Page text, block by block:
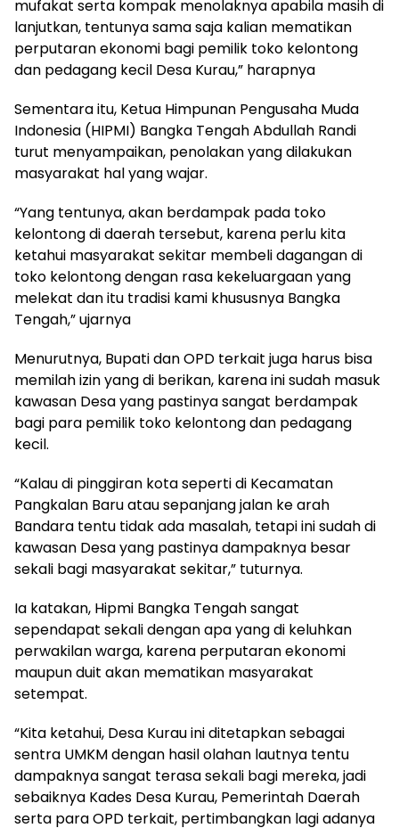
mufakat serta kompak menolaknya apabila masih di
lanjutkan, tentunya sama saja kalian mematikan
perputaran ekonomi bagi pemilik toko kelontong
dan pedagang kecil Desa Kurau,” harapnya
Sementara itu, Ketua Himpunan Pengusaha Muda
Indonesia (HIPMI) Bangka Tengah Abdullah Randi
turut menyampaikan, penolakan yang dilakukan
masyarakat hal yang wajar.
“Yang tentunya, akan berdampak pada toko
kelontong di daerah tersebut, karena perlu kita
ketahui masyarakat sekitar membeli dagangan di
toko kelontong dengan rasa kekeluargaan yang
melekat dan itu tradisi kami khususnya Bangka
Tengah,” ujarnya
Menurutnya, Bupati dan OPD terkait juga harus bisa
memilah izin yang di berikan, karena ini sudah masuk
kawasan Desa yang pastinya sangat berdampak
bagi para pemilik toko kelontong dan pedagang
kecil.
“Kalau di pinggiran kota seperti di Kecamatan
Pangkalan Baru atau sepanjang jalan ke arah
Bandara tentu tidak ada masalah, tetapi ini sudah di
kawasan Desa yang pastinya dampaknya besar
sekali bagi masyarakat sekitar,” tuturnya.
Ia katakan, Hipmi Bangka Tengah sangat
sependapat sekali dengan apa yang di keluhkan
perwakilan warga, karena perputaran ekonomi
maupun duit akan mematikan masyarakat
setempat.
“Kita ketahui, Desa Kurau ini ditetapkan sebagai
sentra UMKM dengan hasil olahan lautnya tentu
dampaknya sangat terasa sekali bagi mereka, jadi
sebaiknya Kades Desa Kurau, Pemerintah Daerah
serta para OPD terkait, pertimbangkan lagi adanya